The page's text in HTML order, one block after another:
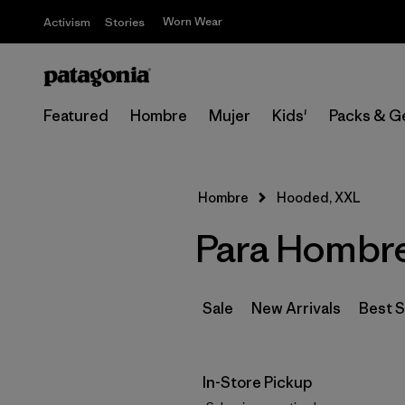
Activism Stories Worn Wear
Featured Hombre Mujer Kids' Packs &
Hombre Hooded, XXL
Para
Sale New Arrivals Best
In-Store Pickup